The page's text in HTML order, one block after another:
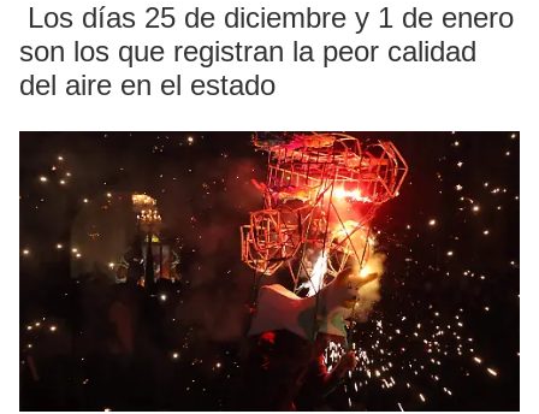
Los días 25 de diciembre y 1 de enero
son los que registran la peor calidad
del aire en el estado